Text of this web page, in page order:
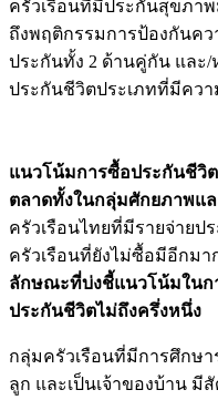
ครัวเรือนที่มีประกันสุขภาพ
ถึงพฤติกรรมการป้องกันคว
ประกันทั้ง 2 ด้านคู่กัน แล
ประกันชีวิตประเภทที่มีคว
แนวโน้มการซื้อประกันชีวิ
ตลาดทั้งในกลุ่มศักยภาพแ
ครัวเรือนไทยที่มีรายจ่ายป
ครัวเรือนที่ยังไม่ซื้อมีอีกมา
ลักษณะที่บ่งชี้แนวโน้มในก
ประกันชีวิตไม่ถึงครึ่งหนึ่ง
กลุ่มครัวเรือนที่มีการศึกษา
ลูก และเป็นเจ้าของบ้าน มี